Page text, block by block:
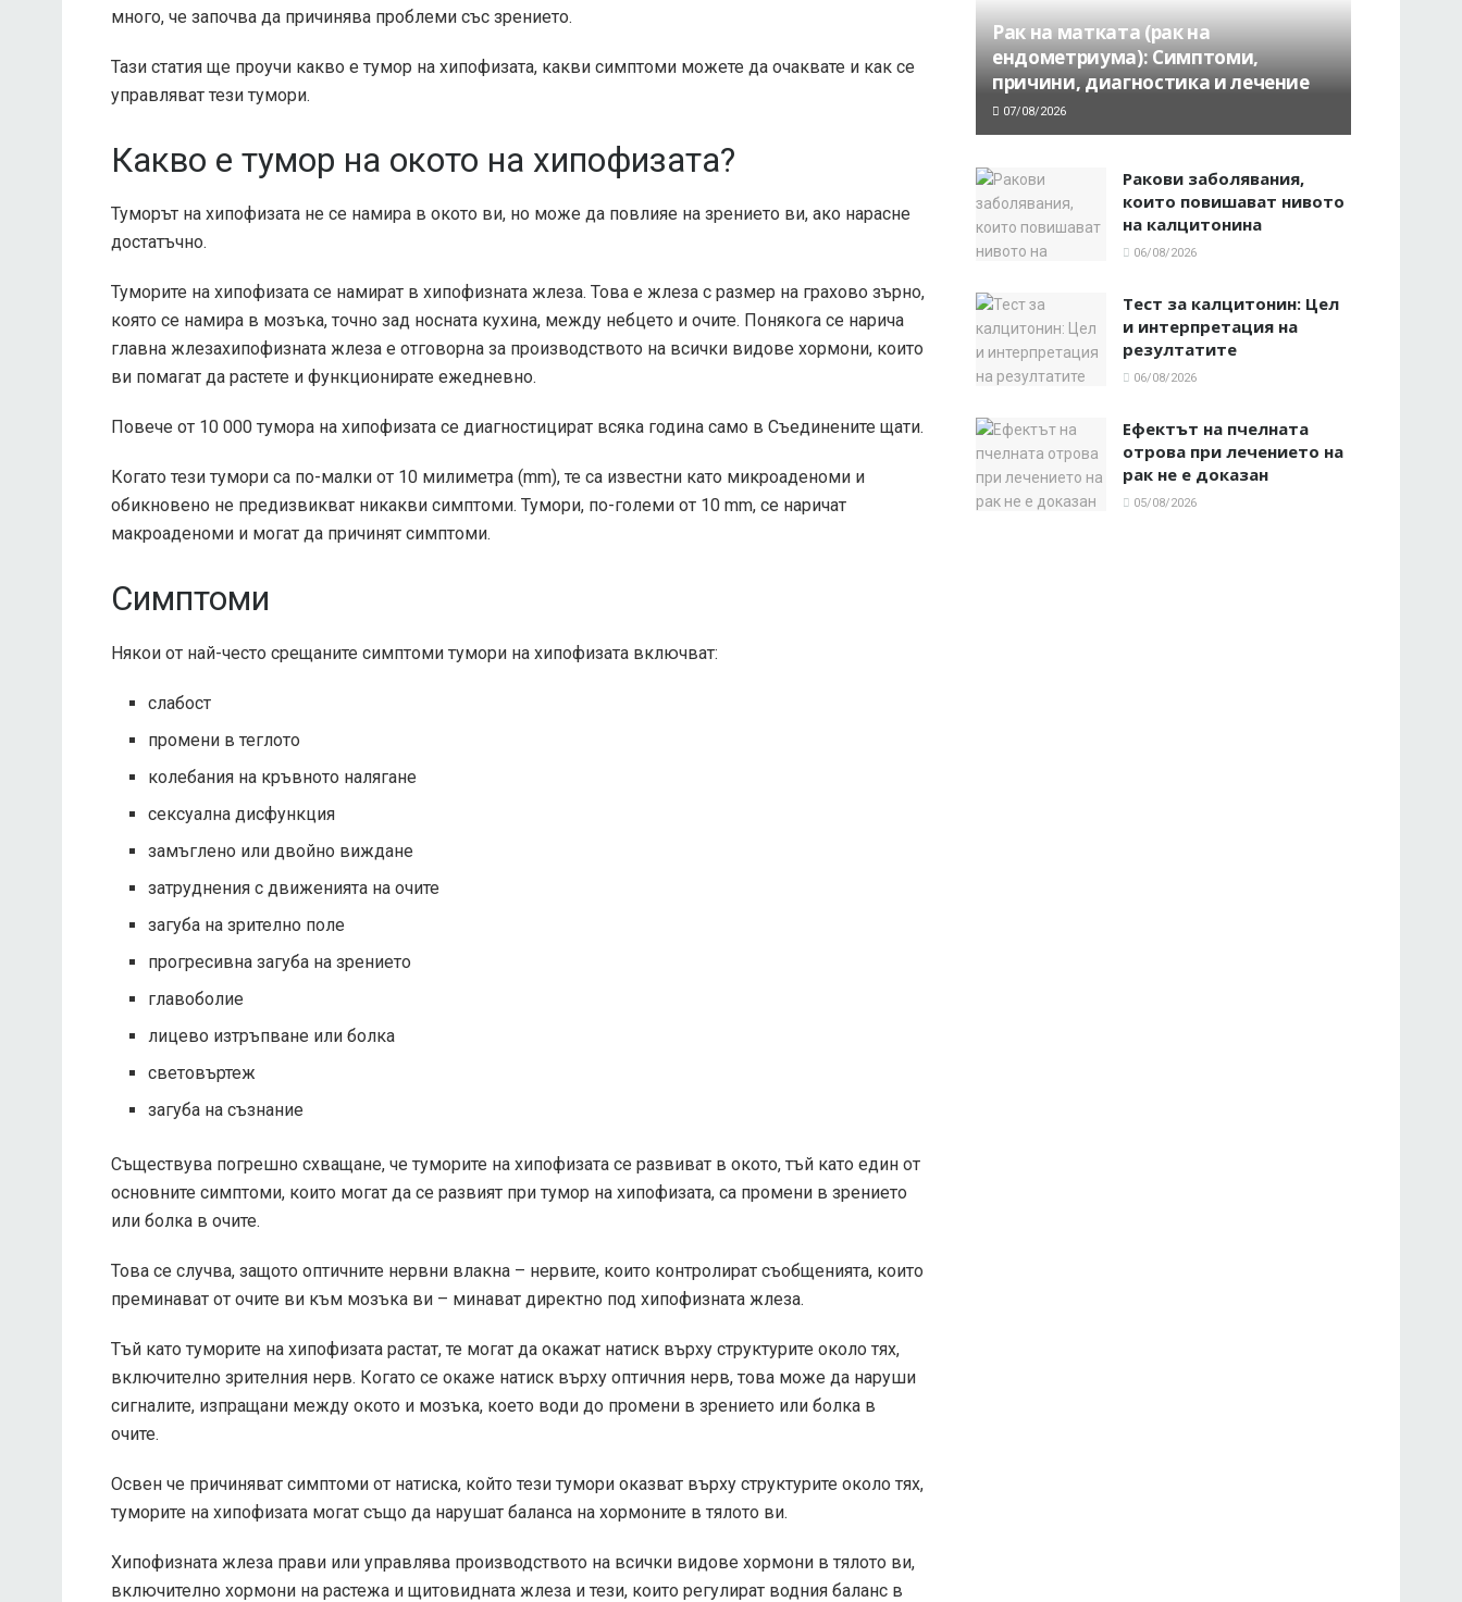
много, че започва да причинява проблеми със зрението.
Тази статия ще проучи какво е тумор на хипофизата, какви симптоми можете да очаквате и как се
управляват тези тумори.
Какво е тумор на окото на хипофизата?
Туморът на хипофизата не се намира в окото ви, но може да повлияе на зрението ви, ако нарасне
достатъчно.
Туморите на хипофизата се намират в хипофизната жлеза. Това е жлеза с размер на грахово зърно,
която се намира в мозъка, точно зад носната кухина, между небцето и очите. Понякога се нарича
главна жлезахипофизната жлеза е отговорна за производството на всички видове хормони, които
ви помагат да растете и функционирате ежедневно.
Повече от 10 000 тумора на хипофизата се диагностицират всяка година само в Съединените щати.
Когато тези тумори са по-малки от 10 милиметра (mm), те са известни като микроаденоми и
обикновено не предизвикват никакви симптоми. Тумори, по-големи от 10 mm, се наричат ​​
макроаденоми и могат да причинят симптоми.
Симптоми
Някои от най-често срещаните симптоми тумори на хипофизата включват:
слабост
промени в теглото
колебания на кръвното налягане
сексуална дисфункция
замъглено или двойно виждане
затруднения с движенията на очите
загуба на зрително поле
прогресивна загуба на зрението
главоболие
лицево изтръпване или болка
световъртеж
загуба на съзнание
Съществува погрешно схващане, че туморите на хипофизата се развиват в окото, тъй като един от
основните симптоми, които могат да се развият при тумор на хипофизата, са промени в зрението
или болка в очите.
Това се случва, защото оптичните нервни влакна – нервите, които контролират съобщенията, които
преминават от очите ви към мозъка ви – минават директно под хипофизната жлеза.
Тъй като туморите на хипофизата растат, те могат да окажат натиск върху структурите около тях,
включително зрителния нерв. Когато се окаже натиск върху оптичния нерв, това може да наруши
сигналите, изпращани между окото и мозъка, което води до промени в зрението или болка в
очите.
Освен че причиняват симптоми от натиска, който тези тумори оказват върху структурите около тях,
туморите на хипофизата могат също да нарушат баланса на хормоните в тялото ви.
Хипофизната жлеза прави или управлява производството на всички видове хормони в тялото ви,
включително хормони на растежа и щитовидната жлеза и тези, които регулират водния баланс в
Рак на матката (рак на
ендометриума): Симптоми,
причини, диагностика и лечение
07/08/2026
Ракови заболявания,
които повишават нивото
на калцитонина
06/08/2026
Тест за калцитонин: Цел
и интерпретация на
резултатите
06/08/2026
Ефектът на пчелната
отрова при лечението на
рак не е доказан
05/08/2026